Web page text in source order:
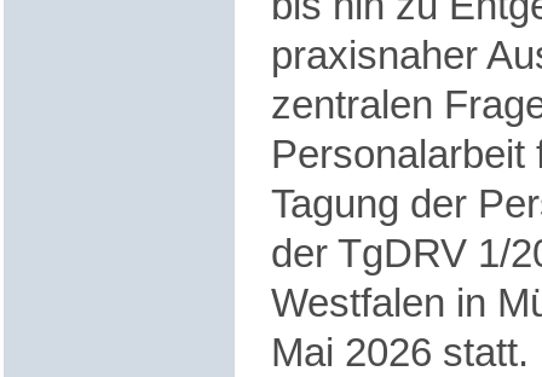
praxisnaher
zentralen
Personalarbeit
Tagung der
der TgDRV 1/
Westfalen in
Mai 2026 statt.